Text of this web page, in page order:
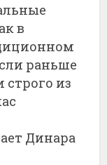
в
раньше
из
Динара